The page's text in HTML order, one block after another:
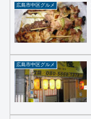
広島市中区グルメ
広島市中区グルメ